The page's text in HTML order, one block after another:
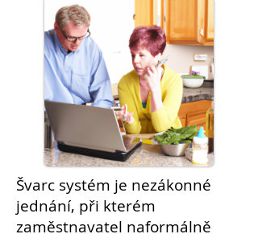
Švarc systém je nezákonné
jednání, při kterém
zaměstnavatel naformálně